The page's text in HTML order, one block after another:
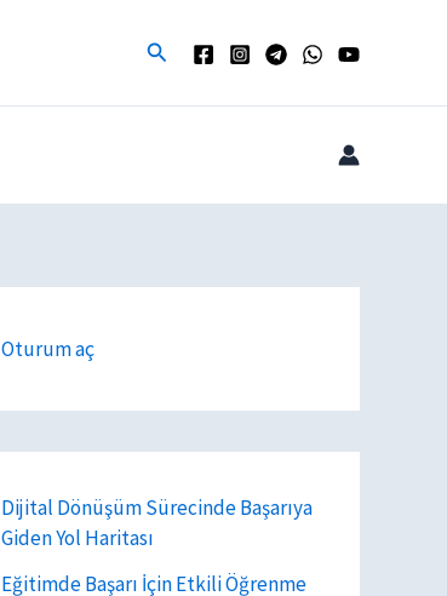
Arama
Oturum aç
Dijital Dönüşüm Sürecinde Başarıya
Giden Yol Haritası
Eğitimde Başarı İçin Etkili Öğrenme